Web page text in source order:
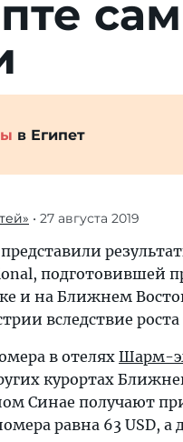
в Египет
• 27 августа 2019
подготовившей
и на Ближнем
вследствие роста
в отелях Шарм-
курортах
Синае получают
равна 63 USD, а